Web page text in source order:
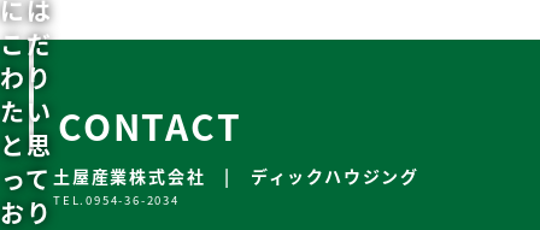
には
こだ
わり
たい
と思
って
おり
CONTACT
土屋産業株式会社 | ディックハウジング
TEL.0954-36-2034